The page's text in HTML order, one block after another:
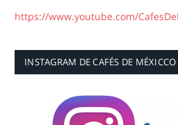
https://www.youtube.com/
INSTAGRAM DE CAFÉS DE MÉXICCO